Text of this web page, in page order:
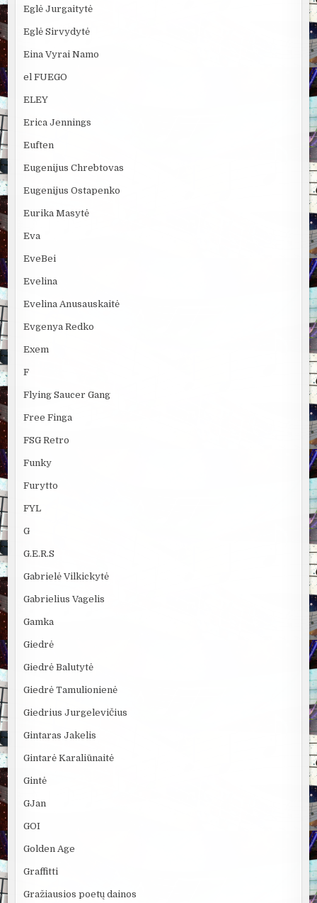
Eglė Jurgaitytė
Eglė Sirvydytė
Eina Vyrai Namo
el FUEGO
ELEY
Erica Jennings
Euften
Eugenijus Chrebtovas
Eugenijus Ostapenko
Eurika Masytė
Eva
EveBei
Evelina
Evelina Anusauskaitė
Evgenya Redko
Exem
F
Flying Saucer Gang
Free Finga
FSG Retro
Funky
Furytto
FYL
G
G.E.R.S
Gabrielė Vilkickytė
Gabrielius Vagelis
Gamka
Giedrė
Giedrė Balutytė
Giedrė Tamulionienė
Giedrius Jurgelevičius
Gintaras Jakelis
Gintarė Karaliūnaitė
Gintė
GJan
GOI
Golden Age
Graffitti
Gražiausios poetų dainos